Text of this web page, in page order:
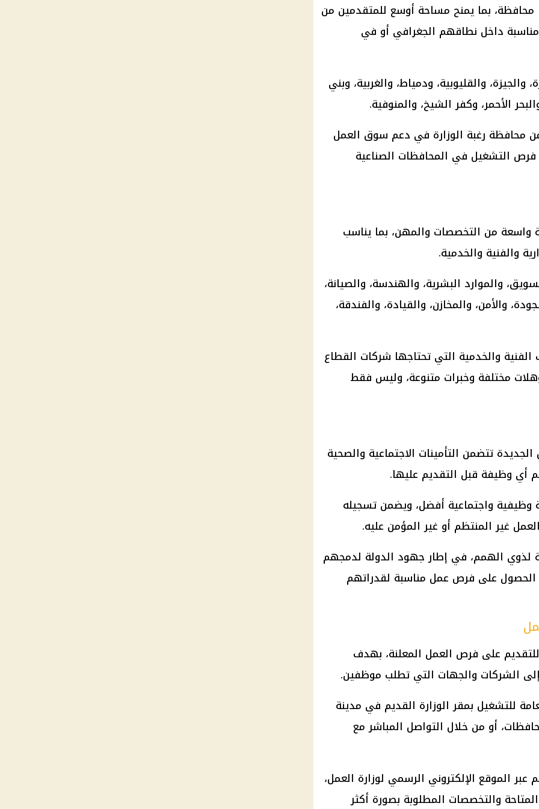
تتوزع فرص العمل الجديدة على 11 محافظة، بما يمنح مساحة أوسع للمتقدمين من
داخل نطاقهم الجغرافي أو في
والقليوبية، ودمياط، والغربية، وبني
الأحمر، وكفر الشيخ، والمنوفية.
محافظة رغبة الوزارة في دعم سوق العمل
التشغيل في المحافظات الصناعية
من التخصصات والمهن، بما يناسب
والفنية والخدمية.
والموارد البشرية، والهندسة، والصيانة،
والأمن، والمخازن، والقيادة، والفندقة،
والخدمية التي تحتاجها شركات القطاع
مختلفة وخبرات متنوعة، وليس فقط
تتضمن التأمينات الاجتماعية والصحية
أي وظيفة قبل التقديم عليها.
وظيفية واجتماعية أفضل، ويضمن تسجيله
غير المنتظم أو غير المؤمن عليه.
الهمم، في إطار جهود الدولة لدمجهم
الحصول على فرص عمل مناسبة لقدراتهم
على فرص العمل المعلنة، بهدف
الشركات والجهات التي تطلب موظفين.
للتشغيل بمقر الوزارة القديم في مدينة
أو من خلال التواصل المباشر مع
عبر الموقع الإلكتروني الرسمي لوزارة العمل،
والتخصصات المطلوبة بصورة أكثر